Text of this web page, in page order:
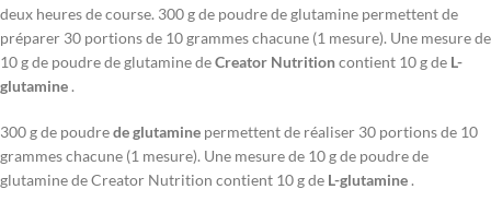
deux heures de course. 300 g de poudre de glutamine permettent de
préparer 30 portions de 10 grammes chacune (1 mesure). Une mesure de
10 g de poudre de glutamine deCreator Nutritioncontient 10 g de L-
glutamine.
300 g de poudrede glutamine permettent de réaliser 30 portions de 10
grammes chacune (1 mesure). Une mesure de 10 g de poudre de
glutamine de Creator Nutrition contient 10 g de L-glutamine.